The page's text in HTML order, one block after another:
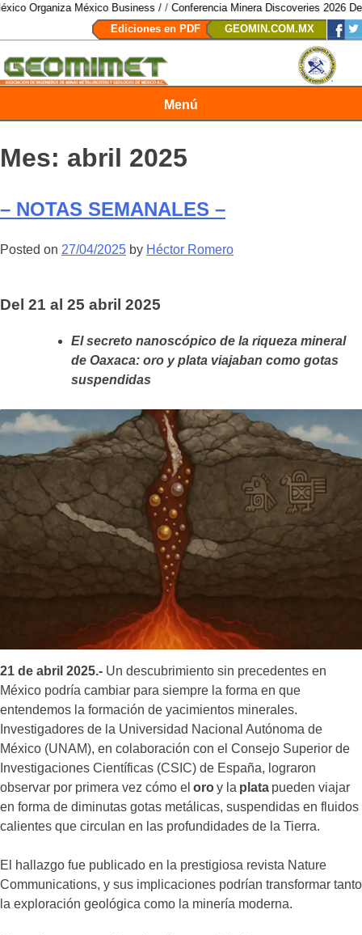
Business //Conferencia Minera Discoveries 2026 Del 4 al 6 de
Ediciones en PDF
GEOMIN.COM.MX
Menú
Mes: abril 2025
– NOTAS SEMANALES –
Posted on 27/04/2025 by Héctor Romero
Del 21 al 25 abril 2025
El secreto nanoscópico de la riqueza mineral
de Oaxaca: oro y plata viajaban como gotas
suspendidas
21 de abril 2025.- Un descubrimiento sin precedentes en
México podría cambiar para siempre la forma en que
entendemos la formación de yacimientos minerales.
Investigadores de la Universidad Nacional Autónoma de
México (UNAM), en colaboración con el Consejo Superior de
Investigaciones Científicas (CSIC) de España, lograron
observar por primera vez cómo el oroy la plata pueden viajar
en forma de diminutas gotas metálicas, suspendidas en fluidos
calientes que circulan en las profundidades de la Tierra.
El hallazgo fue publicado en la prestigiosa revista Nature
Communications, y sus implicaciones podrían transformar tanto
la exploración geológica como la minería moderna.